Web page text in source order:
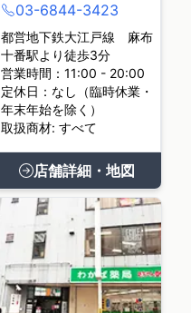
03-6844-3423
都営地下鉄大江戸線 麻布
十番駅より徒歩3分
営業時間：11:00 - 20:00
定休日：なし（臨時休業・
年末年始を除く）
取扱商材: すべて
店舗詳細・地図